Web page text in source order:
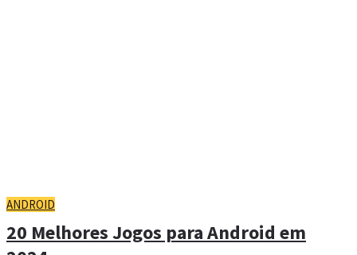
ANDROID
20 Melhores Jogos para Android em